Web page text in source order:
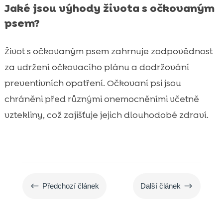
Jaké jsou výhody života s očkovaným
psem?
Život s očkovaným psem zahrnuje zodpovědnost
za udržení očkovacího plánu a dodržování
preventivních opatření. Očkovaní psi jsou
chráněni před různými onemocněními včetně
vztekliny, což zajišťuje jejich dlouhodobé zdraví.
# Předchozí článek Další článek $